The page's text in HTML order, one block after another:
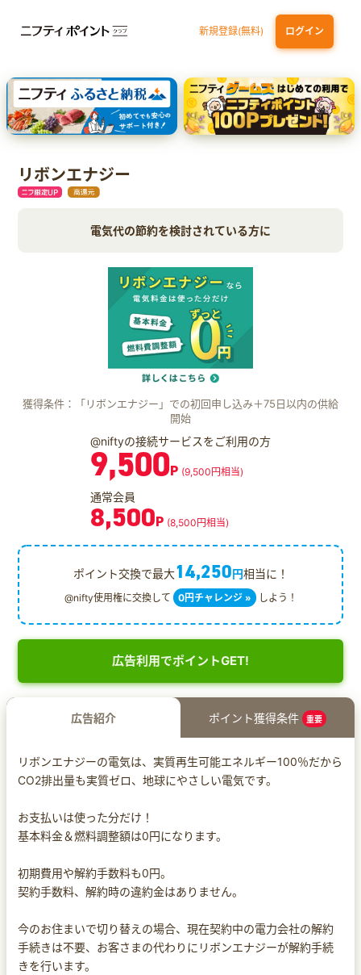
新規登録(無料) ログイン
dカード 九州カードNEXT JCB ORIGINAL SERIES：JCBカード S
三井住友カード ゴールド（NL）（家族カード発行）
【実質初月無料】DMM | Disney+(ディズニープラス) セットプラン
リボンエナジー
電気代の節約を検討されている方に
獲得条件：「リボンエナジー」での初回申し込み＋75日以内の供給
開始
@niftyの接続サービスをご利用の方
9,500P (9,500円相当)
通常会員
8,500P (8,500円相当)
ポイント交換で最大14,250円相当に！
@nifty使用権に交換して 0円チャレンジ » しよう！
広告利用でポイントGET!
広告紹介 ポイント獲得条件 重要
リボンエナジーの電気は、実質再生可能エネルギー100％だから
CO2排出量も実質ゼロ、地球にやさしい電気です。
お支払いは使った分だけ！
基本料金＆燃料調整額は0円になります。
初期費用や解約手数料も0円。
契約手数料、解約時の違約金はありません。
今のお住まいで切り替えの場合、現在契約中の電力会社の解約
手続きは不要、お客さまの代わりにリボンエナジーが解約手続
きを行います。